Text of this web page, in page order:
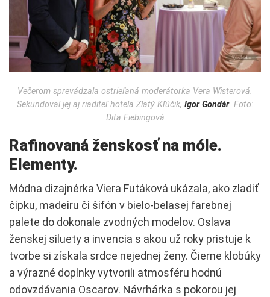
Večerom sprevádzala ostrieľaná moderátorka Vera Wisterová.
Sekundoval jej aj riaditeľ hotela Zlatý Kľúčik, Igor Gondár. Foto:
Dita Fiebingová
Rafinovaná ženskosť na móle.
Elementy.
Módna dizajnérka Viera Futáková ukázala, ako zladiť
čipku, madeiru či šifón v bielo-belasej farebnej
palete do dokonale zvodných modelov. Oslava
ženskej siluety a invencia s akou už roky pristuje k
tvorbe si získala srdce nejednej ženy. Čierne klobúky
a výrazné doplnky vytvorili atmosféru hodnú
odovzdávania Oscarov. Návrhárka s pokorou jej